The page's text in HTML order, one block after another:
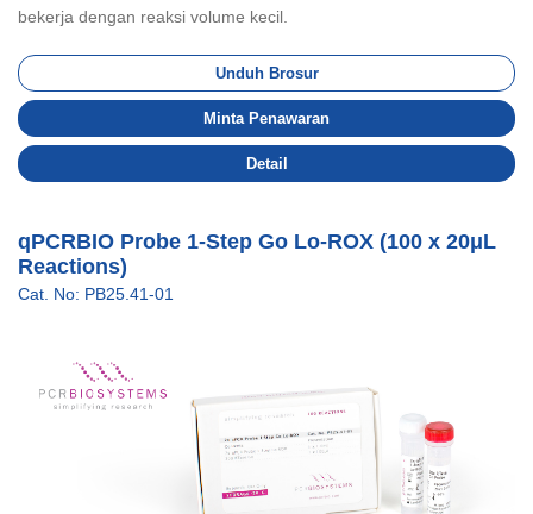
bekerja dengan reaksi volume kecil.
Unduh Brosur
Minta Penawaran
Detail
qPCRBIO Probe 1-Step Go Lo-ROX (100 x 20μL
Reactions)
Cat. No: PB25.41-01